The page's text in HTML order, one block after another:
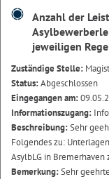
Anzahl der
jeweiligen
Zuständige Stelle:
Status:Abgeschlossen
Eingegangen am:
Informationszugang:
Beschreibung:Sehr
Folgendes zu:
AsylbLG in Bremerhaven
Bemerkung:Sehr